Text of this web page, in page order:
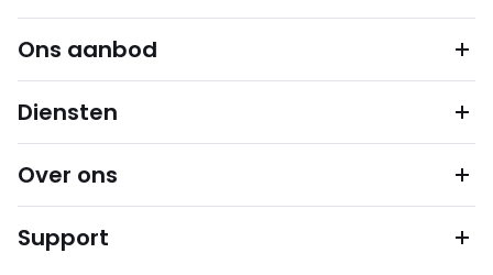
Ons aanbod
Diensten
Over ons
Support